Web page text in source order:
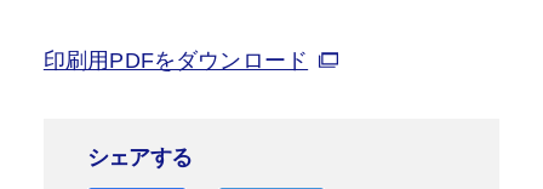
印刷用PDFをダウンロード
シェアする